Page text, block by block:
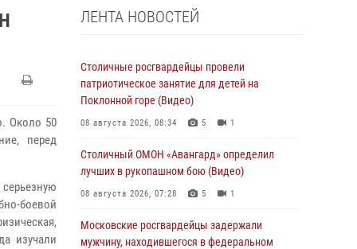
Около 50
перед
боевой
изучали
ЛЕНТА НОВОСТЕЙ
Столичные росгвардейцы провели
патриотическое занятие для детей на
Поклонной горе (Видео)
08 августа 2026, 08:34 5 1
Столичный ОМОН «Авангард» определил
лучших в рукопашном бою (Видео)
08 августа 2026, 07:28 5 1
Московские росгвардейцы задержали
мужчину, находившегося в федеральном